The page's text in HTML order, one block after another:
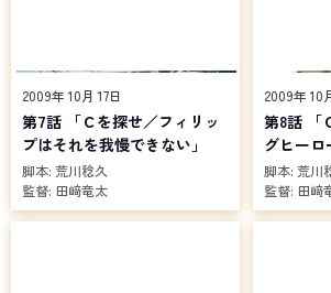
2009年 10月 17日
第7話 「Ｃを探せ／フィリッ
プはそれを我慢できない」
脚本: 荒川稔久
監督: 田﨑竜太
2009年 10
第8話 「
グヒーロ
脚本: 荒川
監督: 田﨑